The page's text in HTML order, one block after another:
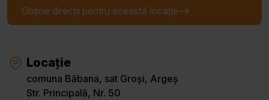
Obține direcții pentru această locație
Locație
comuna Băbana, sat Groși, Argeș
Str. Principală, Nr. 50